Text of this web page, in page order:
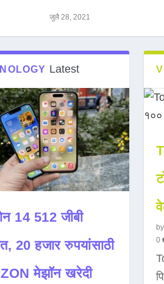
जुलै 28, 2021
Latest
14 512 जीबी
20 हजार रुपयांसाठी
मेझॉन खरेदी
by
0